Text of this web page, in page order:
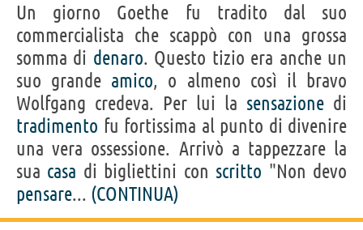
Un giorno Goethe fu tradito dal suo
commercialista che scappò con una grossa
somma di denaro. Questo tizio era anche un
suo grande amico, o almeno così il bravo
Wolfgang credeva. Per lui la sensazione di
tradimento fu fortissima al punto di divenire
una vera ossessione. Arrivò a tappezzare la
sua casa di bigliettini con scritto "Non devo
pensare... (CONTINUA)